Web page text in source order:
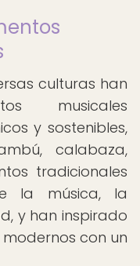
culturas han
musicales
y sostenibles,
calabaza,
tradicionales
la música, la
y han inspirado
con un